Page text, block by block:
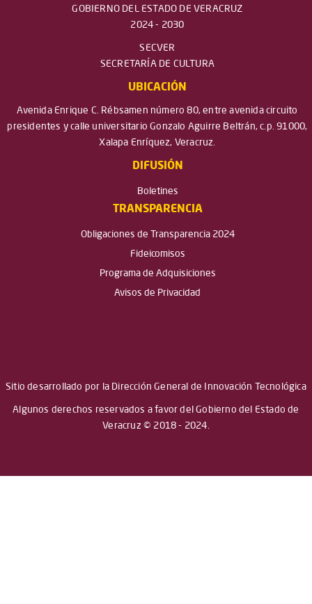
GOBIERNO DEL ESTADO DE VERACRUZ
2024 - 2030
SECVER
SECRETARÍA DE CULTURA
UBICACIÓN
Avenida Enrique C. Rébsamen número 80, entre avenida circuito
presidentes y calle universitario Gonzalo Aguirre Beltrán, c.p. 91000,
Xalapa Enríquez, Veracruz.
DIFUSIÓN
Boletines
TRANSPARENCIA
Obligaciones de Transparencia 2024
Fideicomisos
Programa de Adquisiciones
Avisos de Privacidad
Sitio desarrollado por la Dirección General de Innovación Tecnológica
Algunos derechos reservados a favor del Gobierno del Estado de
Veracruz © 2018 - 2024.